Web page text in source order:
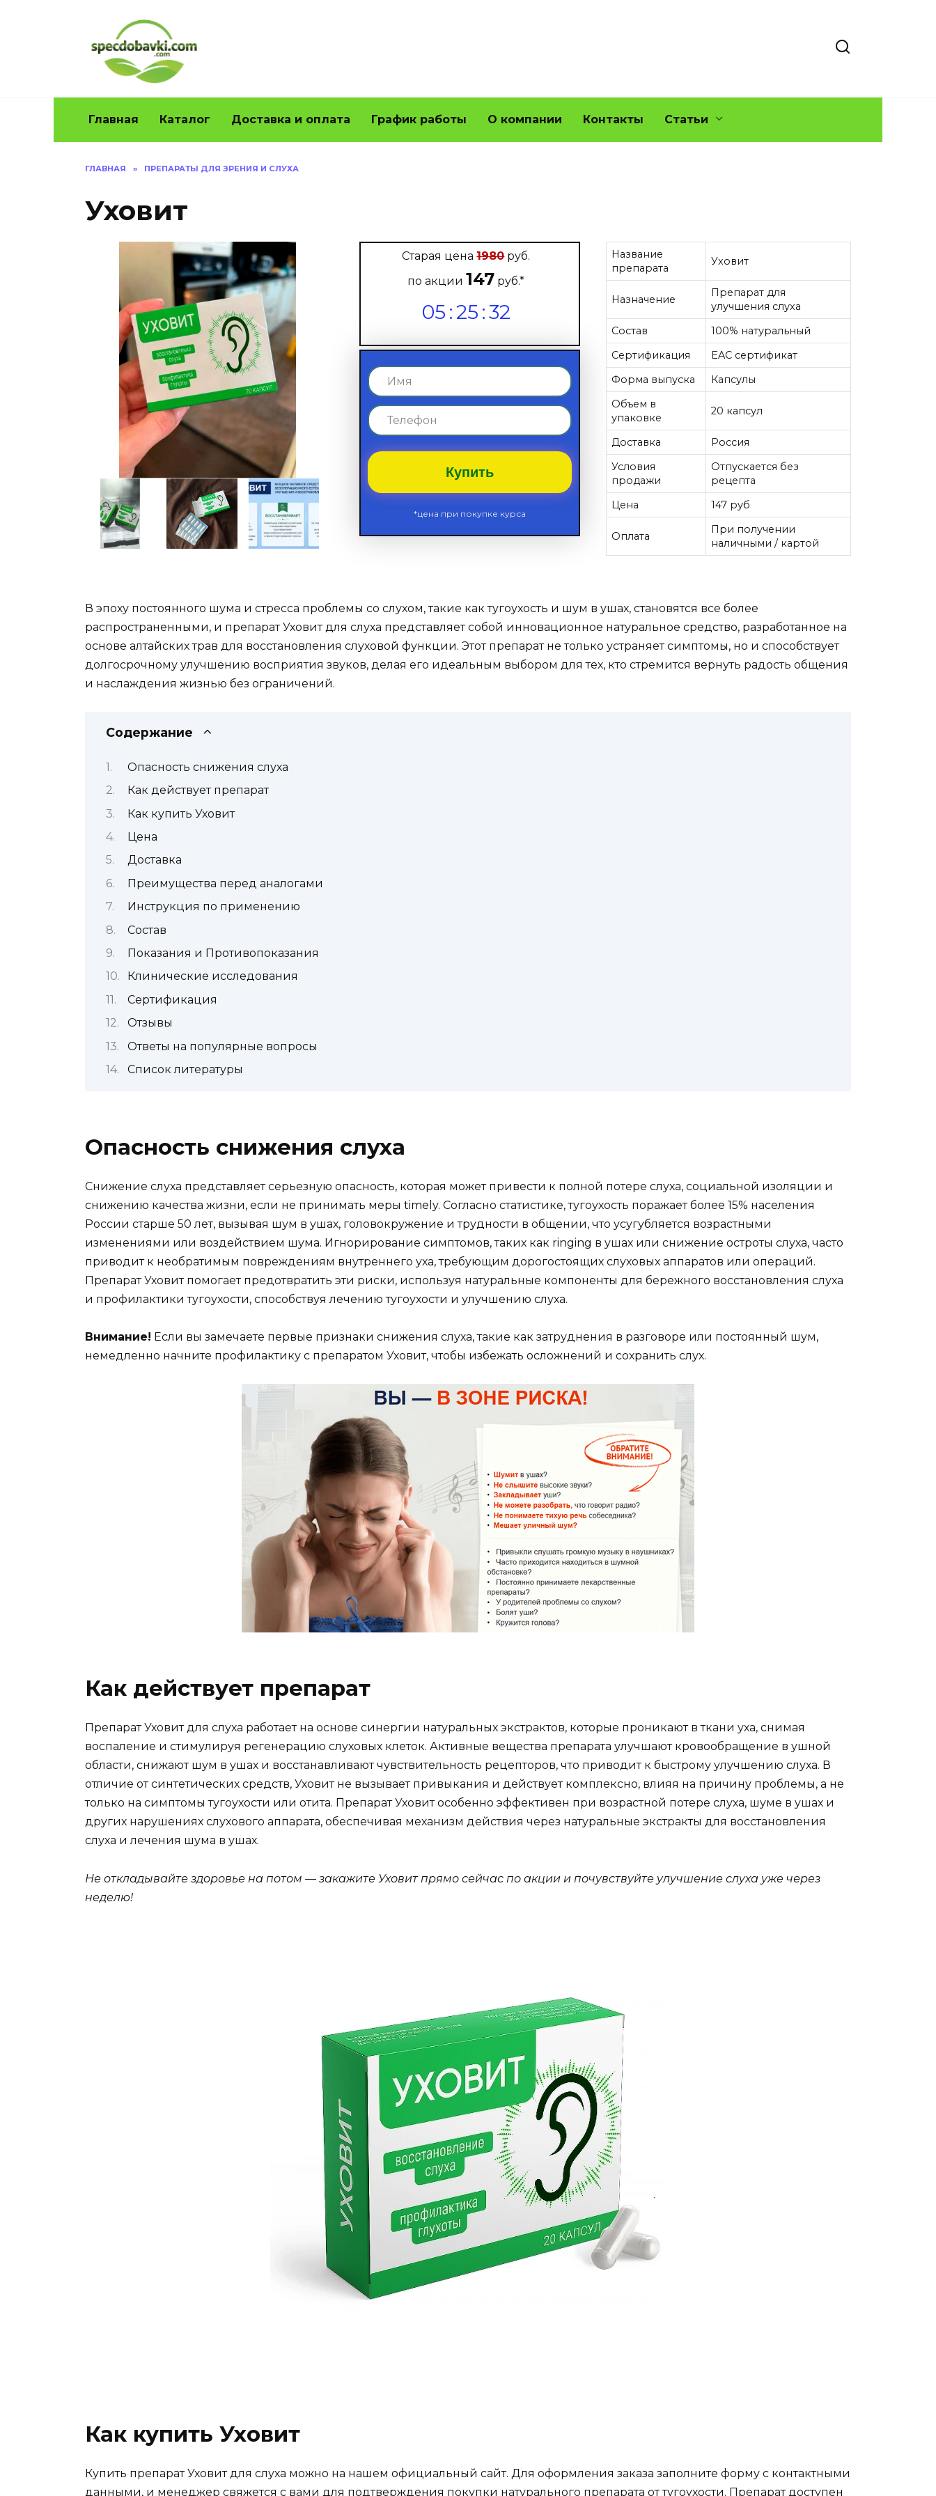
Главная Каталог Доставка и оплата График работы О компании Контакты Статьи
ГЛАВНАЯ » ПРЕПАРАТЫ ДЛЯ ЗРЕНИЯ И СЛУХА
Уховит
Старая цена1980руб.
по акции 147 руб.*
05 : 25 : 31
Купить
*цена при покупке курса
Название
препарата
Уховит
Назначение
Препарат для
улучшения слуха
Состав
100% натуральный
Сертификация
EAC сертификат
Форма выпуска
Капсулы
Объем в
упаковке
20 капсул
Доставка
Россия
Условия
продажи
Отпускается без
рецепта
Цена
147 руб
Оплата
При получении
наличными / картой
В эпоху постоянного шума и стресса проблемы со слухом, такие как тугоухость и шум в ушах, становятся все более
распространенными, и препарат Уховит для слуха представляет собой инновационное натуральное средство, разработанное на
основе алтайских трав для восстановления слуховой функции. Этот препарат не только устраняет симптомы, но и способствует
долгосрочному улучшению восприятия звуков, делая его идеальным выбором для тех, кто стремится вернуть радость общения
и наслаждения жизнью без ограничений.
Содержание
Опасность снижения слуха
Как действует препарат
Как купить Уховит
Цена
Доставка
Преимущества перед аналогами
Инструкция по применению
Состав
Показания и Противопоказания
Клинические исследования
Сертификация
Отзывы
Ответы на популярные вопросы
Список литературы
Опасность снижения слуха
Снижение слуха представляет серьезную опасность, которая может привести к полной потере слуха, социальной изоляции и
снижению качества жизни, если не принимать меры timely. Согласно статистике, тугоухость поражает более 15% населения
России старше 50 лет, вызывая шум в ушах, головокружение и трудности в общении, что усугубляется возрастными
изменениями или воздействием шума. Игнорирование симптомов, таких как ringing в ушах или снижение остроты слуха, часто
приводит к необратимым повреждениям внутреннего уха, требующим дорогостоящих слуховых аппаратов или операций.
Препарат Уховит помогает предотвратить эти риски, используя натуральные компоненты для бережного восстановления слуха
и профилактики тугоухости, способствуя лечению тугоухости и улучшению слуха.
Внимание! Если вы замечаете первые признаки снижения слуха, такие как затруднения в разговоре или постоянный шум,
немедленно начните профилактику с препаратом Уховит, чтобы избежать осложнений и сохранить слух.
Как действует препарат
Препарат Уховит для слуха работает на основе синергии натуральных экстрактов, которые проникают в ткани уха, снимая
воспаление и стимулируя регенерацию слуховых клеток. Активные вещества препарата улучшают кровообращение в ушной
области, снижают шум в ушах и восстанавливают чувствительность рецепторов, что приводит к быстрому улучшению слуха. В
отличие от синтетических средств, Уховит не вызывает привыкания и действует комплексно, влияя на причину проблемы, а не
только на симптомы тугоухости или отита. Препарат Уховит особенно эффективен при возрастной потере слуха, шуме в ушах и
других нарушениях слухового аппарата, обеспечивая механизм действия через натуральные экстракты для восстановления
слуха и лечения шума в ушах.
Не откладывайте здоровье на потом — закажите Уховит прямо сейчас по акции и почувствуйте улучшение слуха уже через
неделю!
Как купить Уховит
Купить препарат Уховит для слуха можно на нашем официальный сайт. Для оформления заказа заполните форму с контактными
данными, и менеджер свяжется с вами для подтверждения покупки натурального препарата от тугоухости. Препарат доступен